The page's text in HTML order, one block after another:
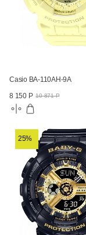
Casio BA-110AH-9A
8 150 Р 10 871 Р
25%